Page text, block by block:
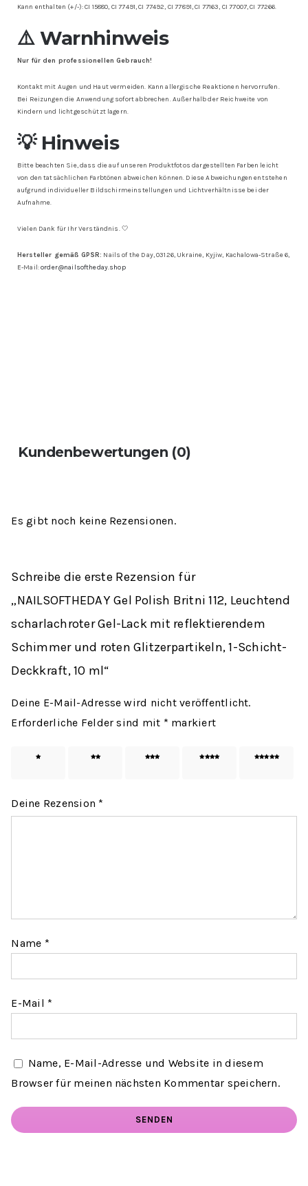
Kann enthalten (+/-): CI 15880, CI 77491, CI 77492, CI 77891, CI 77163, CI 77007, CI 77266.
⚠️ Warnhinweis
Nur für den professionellen Gebrauch!
Kontakt mit Augen und Haut vermeiden. Kann allergische Reaktionen hervorrufen.
Bei Reizungen die Anwendung sofort abbrechen. Außerhalb der Reichweite von
Kindern und lichtgeschützt lagern.
💡 Hinweis
Bitte beachten Sie, dass die auf unseren Produktfotos dargestellten Farben leicht
von den tatsächlichen Farbtönen abweichen können. Diese Abweichungen entstehen
aufgrund individueller Bildschirmeinstellungen und Lichtverhältnisse bei der
Aufnahme.
Vielen Dank für Ihr Verständnis. 🤍
Hersteller gemäß GPSR: Nails of the Day, 03126, Ukraine, Kyjiw, Kachalowa-Straße 6,
E-Mail:order@nailsoftheday.shop
Kundenbewertungen (0)
Es gibt noch keine Rezensionen.
Schreibe die erste Rezension für
„NAILSOFTHEDAY Gel Polish Britni 112, Leuchtend
scharlachroter Gel-Lack mit reflektierendem
Schimmer und roten Glitzerpartikeln, 1-Schicht-
Deckkraft, 10 ml“
Deine E-Mail-Adresse wird nicht veröffentlicht.
Erforderliche Felder sind mit * markiert
1 von
2 von
3 von
4 von
5 von
Deine Rezension *
Name *
E-Mail *
Name, E-Mail-Adresse und Website in diesem
Browser für meinen nächsten Kommentar speichern.